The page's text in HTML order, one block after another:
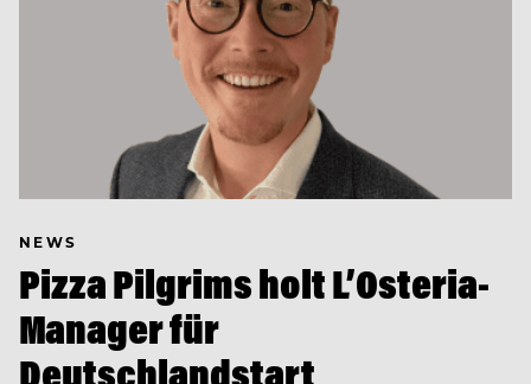
NEWS
Pizza Pilgrims holt L’Osteria-
Manager für
Deutschlandstart